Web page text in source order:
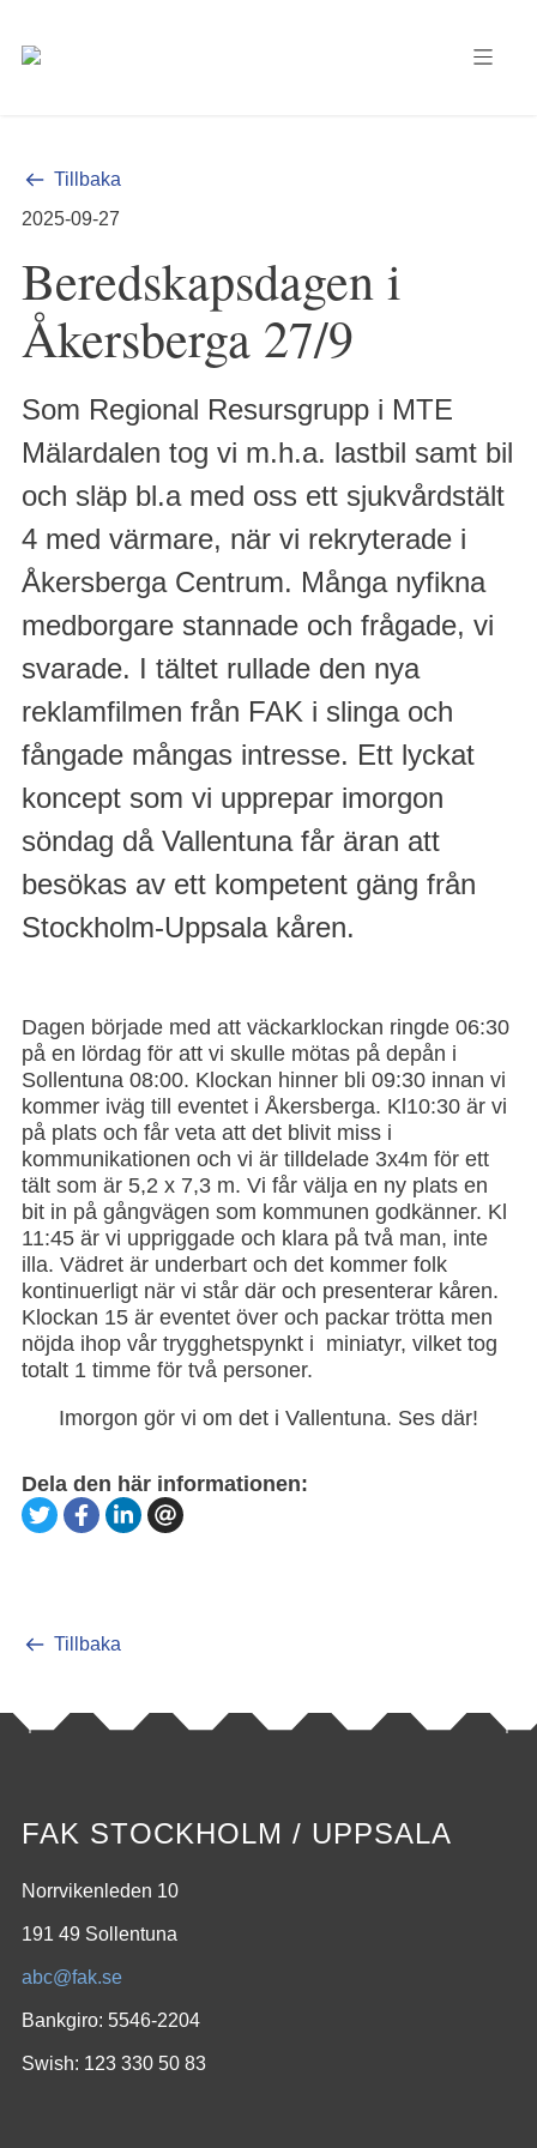
Tillbaka
2025-09-27
Beredskapsdagen i
Åkersberga 27/9
Som Regional Resursgrupp i MTE
Mälardalen tog vi m.h.a. lastbil samt bil
och släp bl.a med oss ett sjukvårdstält
4 med värmare, när vi rekryterade i
Åkersberga Centrum. Många nyfikna
medborgare stannade och frågade, vi
svarade. I tältet rullade den nya
reklamfilmen från FAK i slinga och
fångade mångas intresse. Ett lyckat
koncept som vi upprepar imorgon
söndag då Vallentuna får äran att
besökas av ett kompetent gäng från
Stockholm-Uppsala kåren.
Dagen började med att väckarklockan ringde 06:30
på en lördag för att vi skulle mötas på depån i
Sollentuna 08:00. Klockan hinner bli 09:30 innan vi
kommer iväg till eventet i Åkersberga. Kl10:30 är vi
på plats och får veta att det blivit miss i
kommunikationen och vi är tilldelade 3x4m för ett
tält som är 5,2 x 7,3 m. Vi får välja en ny plats en
bit in på gångvägen som kommunen godkänner. Kl
11:45 är vi uppriggade och klara på två man, inte
illa. Vädret är underbart och det kommer folk
kontinuerligt när vi står där och presenterar kåren.
Klockan 15 är eventet över och packar trötta men
nöjda ihop vår trygghetspynkt i miniatyr, vilket tog
totalt 1 timme för två personer.
Imorgon gör vi om det i Vallentuna. Ses där!
Dela den här informationen:
Tillbaka
FAK STOCKHOLM / UPPSALA
Norrvikenleden 10
191 49 Sollentuna
abc@fak.se
Bankgiro: 5546-2204
Swish: 123 330 50 83